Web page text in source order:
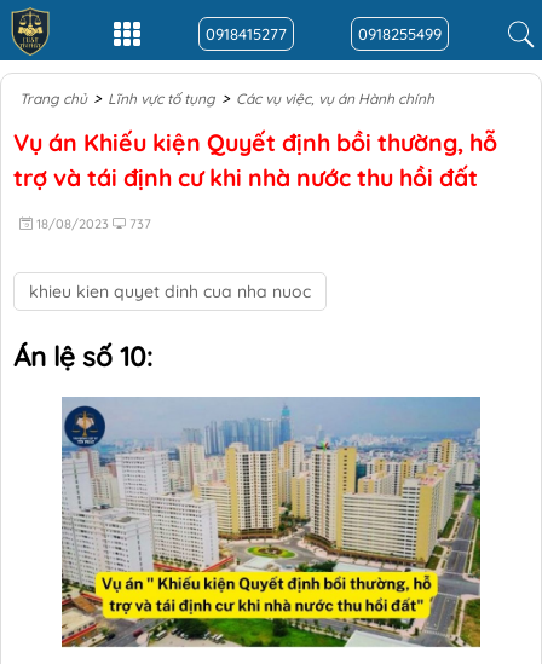
0918415277 0918255499
Trang chủ > Lĩnh vực tố tụng > Các vụ việc, vụ án Hành chính
Vụ án Khiếu kiện Quyết định bồi thường, hỗ
trợ và tái định cư khi nhà nước thu hồi đất
18/08/2023 737
khieu kien quyet dinh cua nha nuoc
Án lệ số 10: